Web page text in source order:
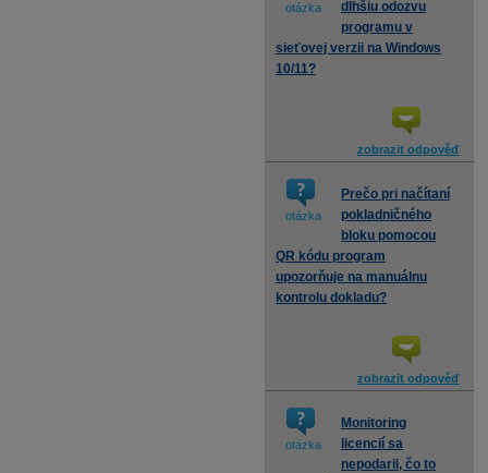
otázka
dlhšiu odozvu
programu v
sieťovej verzii na Windows
10/11?
zobrazit odpověď
otázka
Prečo pri načítaní
pokladničného
bloku pomocou
QR kódu program
upozorňuje na manuálnu
kontrolu dokladu?
zobrazit odpověď
otázka
Monitoring
licencií sa
nepodaril, čo to